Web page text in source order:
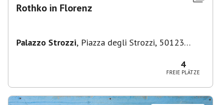
Rothko in Florenz
Palazzo Strozzi, Piazza degli Strozzi, 50123
4
FREIE PLÄTZE